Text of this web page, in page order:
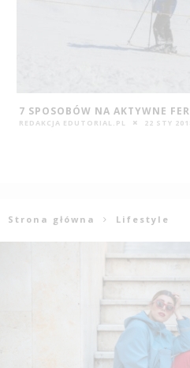
DWIE PRACE. KIEDY WARTO O
POMYŚLEĆ?
Strona główna Lifestyle